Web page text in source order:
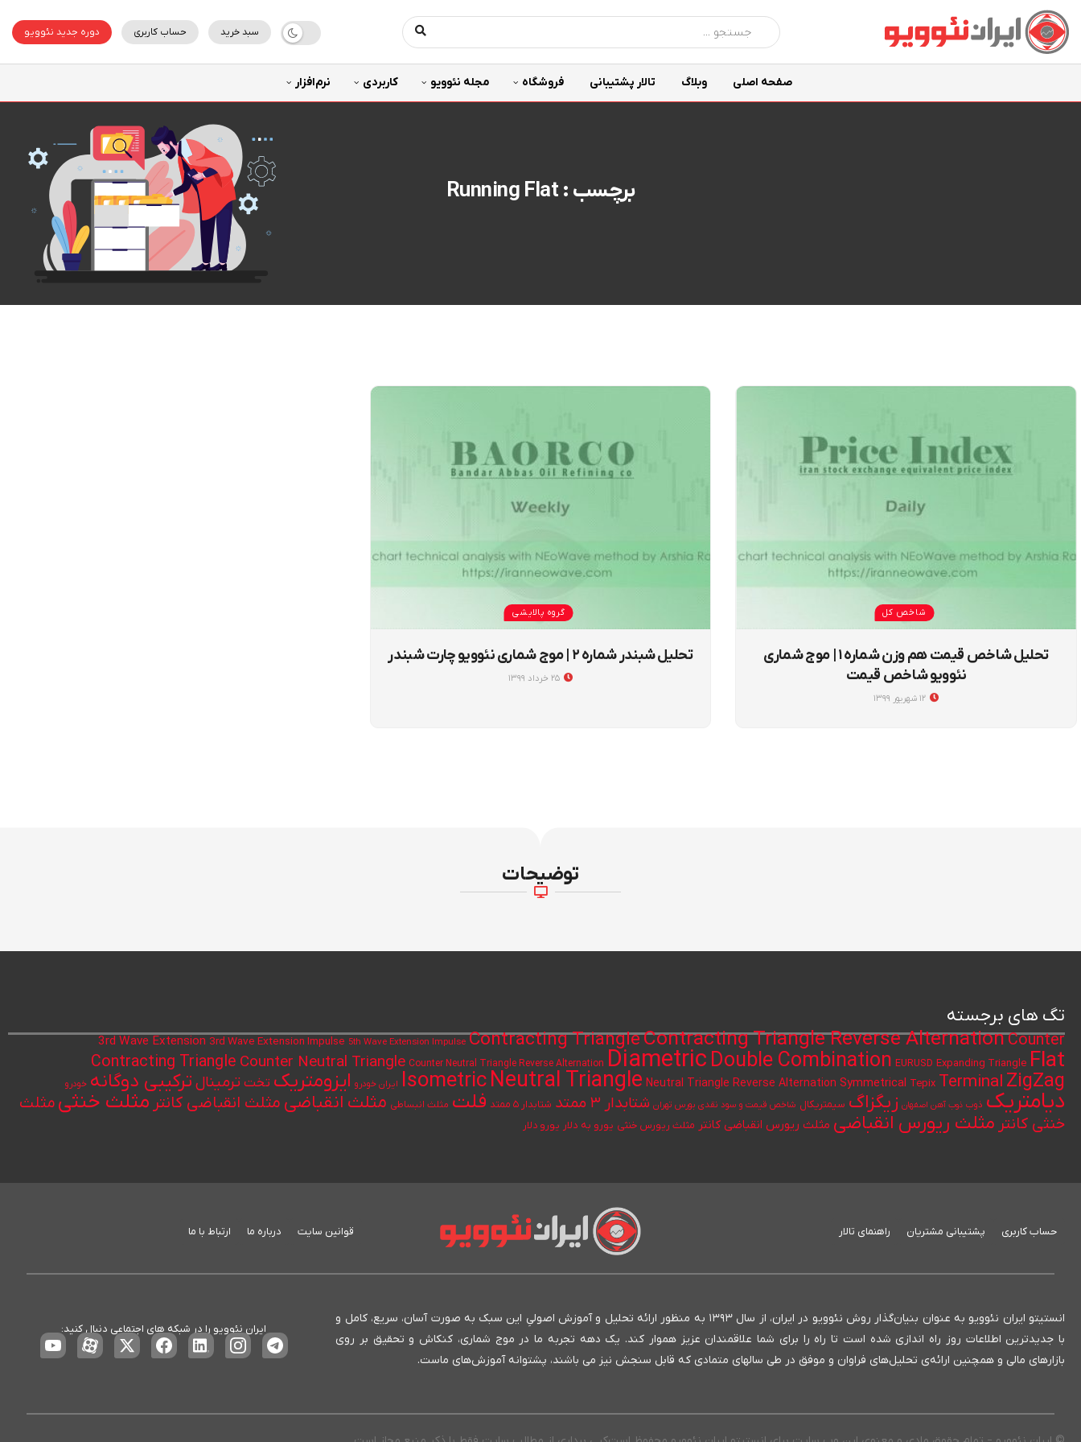
سبد خرید حساب کاربری دوره جدید نئوویو
صفحه اصلی وبلاگ تالار پشتیبانی فروشگاه مجله نئوویو کاربردی نرم‌افزار
برچسب : Running Flat
شاخص کل
تحلیل شاخص قیمت هم وزن شماره ۱ | موج شماری
نئوویو شاخص قیمت
گروه پالایشی
تحلیل شبندر شماره ۲ | موج شماری نئوویو چارت شبندر
توضیحات
تگ های برجسته
3rd Wave Extension 3rd Wave Extension Impulse 5th Wave Extension Impulse Contracting TriangleContracting Triangle Reverse AlternationCounter
Contracting Triangle Counter Neutral Triangle Counter Neutral Triangle Reverse Alternation Diametric Double Combination EURUSD Expanding Triangle Flat
IsometricNeutral Triangle Neutral Triangle Reverse Alternation Symmetrical Tepix Terminal ZigZag ایران خودرو ایزومتریک تختترمینال ترکیبی دوگانه خودرو
دیامتریک ذوب ذوب آهن اصفهان زیگزاگ سیمتریکال شاخص قیمت و سود نقدی بورس تهران شتابدار ۳ ممتد شتابدار ۵ ممتد فلت مثلث انبساطی مثلث انقباضی مثلث انقباضی کانتر مثلث خنثی مثلث
خنثی کانتر مثلث ریورس انقباضی مثلث ریورس انقباضی کانتر مثلث ریورس خنثی یورو به دلار یورو دلار
حساب کاربری پشتیبانی مشتریان راهنمای تالار قوانین سایت درباره ما ارتباط با ما
انستیتو ایران نئوویو به عنوان بنیان‌گذار روش نئوویو در ایران، از سال ۱۳۹۳ به منظور ارائه تحلیل و آموزش اصولیِ این سبک به صورت آسان، سریع، کامل و
با جدیدترین اطلاعات روز راه اندازی شده است تا راه را برای شما علاقمندان عزیز هموار کند. یک دهه تجربه ما در موج شماری، کنکاش و تحقیق بر روی
بازارهای مالی و همچنین ارائه‌ی تحلیل‌های فراوان و موفق در طی سالهای متمادی که قابل سنجش نیز می باشند، پشتوانه آموزش‌های ماست.
ایران نئوویو را در شبکه های اجتماعی دنبال کنید: